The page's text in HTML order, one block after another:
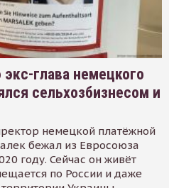
глава немецкого
сельхозбизнесом и
немецкой платёжной
бежал из Евросоюза
году. Сейчас он живёт
по России и даже